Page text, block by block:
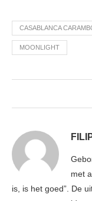
CASABLANCA
MOONLIGHT
met
is, is het goed”. De